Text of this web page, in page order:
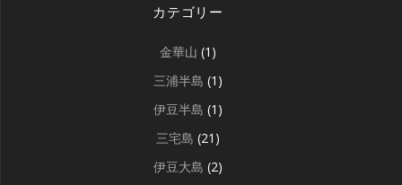
カテゴリー
金華山 (1)
三浦半島 (1)
伊豆半島 (1)
三宅島 (21)
伊豆大島 (2)